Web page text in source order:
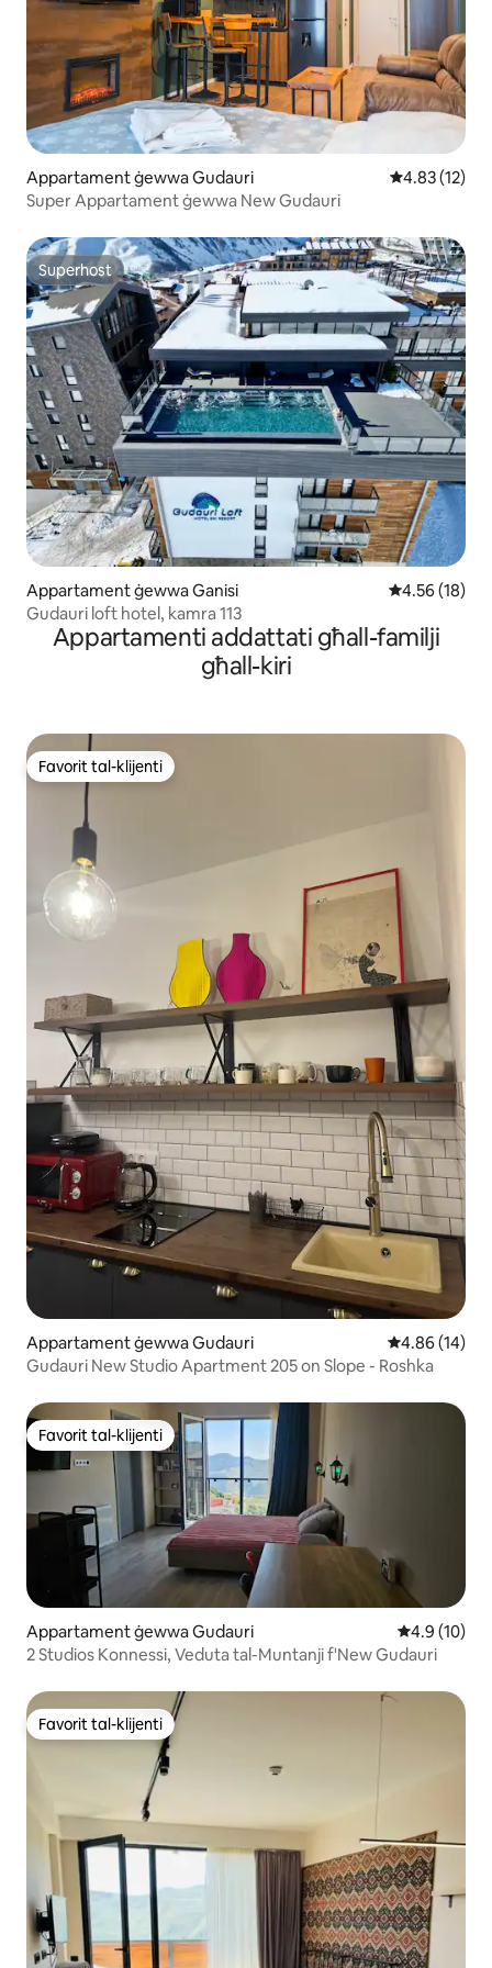
Appartament ġewwa Gudauri Rating
4.83 (12)
Super Appartament ġewwa New Gudauri
Superhost
Superhost
Appartament ġewwa Ganisi Rating
4.56 (18)
Gudauri loft hotel, kamra 113
Appartamenti addattati għall-familji
għall-kiri
Favorit tal-klijenti
Favorit tal-klijenti
Appartament ġewwa Gudauri Rating
4.86 (14)
Gudauri New Studio Apartment 205 on Slope - Roshka
Favorit tal-klijenti
Favorit tal-klijenti
Appartament ġewwa Gudauri Rating
4.9 (10)
2 Studios Konnessi, Veduta tal-Muntanji f'New Gudauri
Favorit tal-klijenti
Favorit tal-klijenti